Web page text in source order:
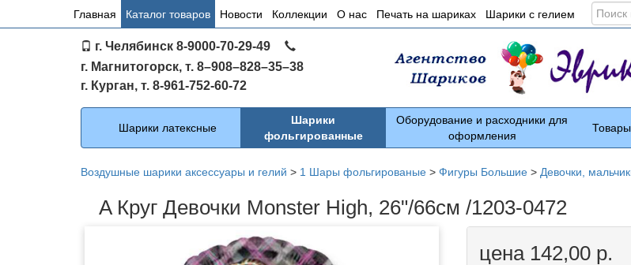
Основное
Главная Каталог товаров Новости Коллекции О нас Печать на шариках Шарики с гелием
г. Челябинск 8-9000-70-29-49
г. Магнитогорск, т. 8–908–828–35–38
г. Курган, т. 8-961-752-60-72
Каталог
Шарики латексные
Шарики
фольгированные
Оборудование и расходники для
оформления
Воздушные шарики аксессуары и гелий > 1 Шары фольгированые > Фигуры Большие > Девочки,
A Круг Девочки Monster High, 26"/66см /1203-0472
цена 142,00 р.